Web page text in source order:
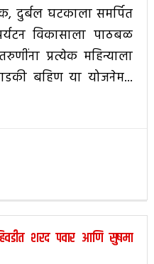
दुर्बल घटकाला समर्पित
विकासाला पाठबळ
प्रत्येक महिन्याला
बहिण या योजनेम...
शरद पवार आणि सुषमा